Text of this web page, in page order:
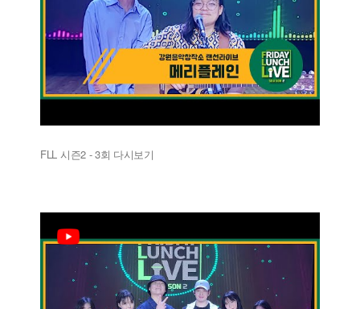
FLL 시즌2 - 3회 다시보기